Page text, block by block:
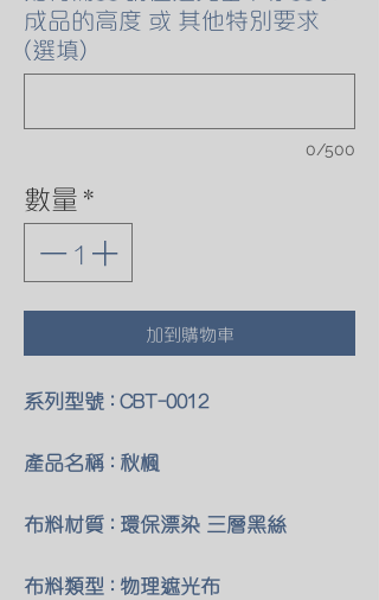
成品的高度 或 其他特別要求
(選填)
0/500
數量 *
加到購物車
系列型號 : CBT-0012
產品名稱 : 秋楓
布料材質 : 環保漂染 三層黑絲
布料類型 : 物理遮光布